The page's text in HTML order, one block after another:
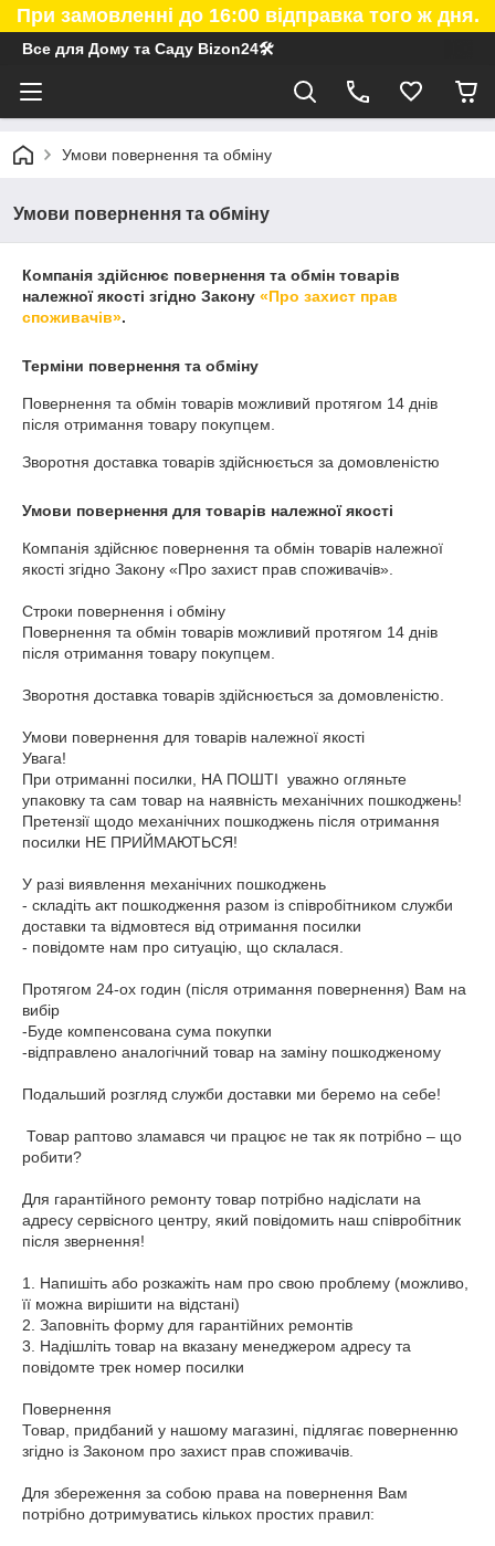
При замовленні до 16:00 відправка того ж дня.
Все для Дому та Саду Bizon24🛠
Умови повернення та обміну
Умови повернення та обміну
Компанія здійснює повернення та обмін товарів
належної якості згідно Закону «Про захист прав
споживачів».
Терміни повернення та обміну
Повернення та обмін товарів можливий протягом 14 днів
після отримання товару покупцем.
Зворотня доставка товарів здійснюється за домовленістю
Умови повернення для товарів належної якості
Компанія здійснює повернення та обмін товарів належної
якості згідно Закону «Про захист прав споживачів».
Строки повернення і обміну
Повернення та обмін товарів можливий протягом 14 днів
після отримання товару покупцем.
Зворотня доставка товарів здійснюється за домовленістю.
Умови повернення для товарів належної якості
Увага!
При отриманні посилки, НА ПОШТІ  уважно огляньте
упаковку та сам товар на наявність механічних пошкоджень!
Претензії щодо механічних пошкоджень після отримання
посилки НЕ ПРИЙМАЮТЬСЯ!
У разі виявлення механічних пошкоджень
- складіть акт пошкодження разом із співробітником служби
доставки та відмовтеся від отримання посилки
- повідомте нам про ситуацію, що склалася.
Протягом 24-ох годин (після отримання повернення) Вам на
вибір
-Буде компенсована сума покупки
-відправлено аналогічний товар на заміну пошкодженому
Подальший розгляд служби доставки ми беремо на себе!
робити?
Для гарантійного ремонту товар потрібно надіслати на
адресу сервісного центру, який повідомить наш співробітник
після звернення!
1. Напишіть або розкажіть нам про свою проблему (можливо,
її можна вирішити на відстані)
2. Заповніть форму для гарантійних ремонтів
3. Надішліть товар на вказану менеджером адресу та
повідомте трек номер посилки
Повернення
Товар, придбаний у нашому магазині, підлягає поверненню
згідно із Законом про захист прав споживачів.
Для збереження за собою права на повернення Вам
потрібно дотримуватись кількох простих правил: